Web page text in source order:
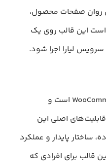
روان صفحات محصول،
است این قالب روی یک
سرویس لیارا اجرا شود.
Storefront قالب رسمی WooCommerce است و
قابلیت‌های اصلی این
ساختار پایدار و عملکرد
قالب برای افرادی که